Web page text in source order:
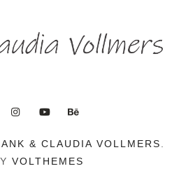
& CLAUDIA VOLLMERS.
VOLTHEMES